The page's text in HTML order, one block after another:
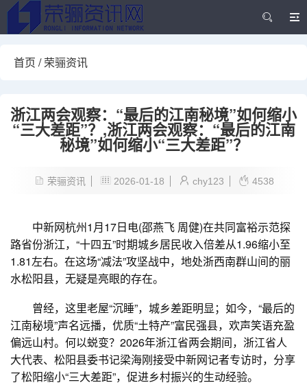
首页 /荣骊资讯
浙江两会观察：“最后的江南秘境”如何缩小
“三大差距”？,浙江两会观察：“最后的江南
秘境”如何缩小“三大差距”？
荣骊资讯 2026-01-18 chy123 4538
中新网杭州1月17日电(邵燕飞 周健)在共同富裕示范探
路省份浙江，“十四五”时期城乡居民收入倍差从1.96缩小至
1.81左右。在这场“减法”攻坚战中，地处浙西南群山间的丽
水松阳县，无疑是亮眼的存在。
曾经，这里老屋“沉睡”，城乡差距明显；如今，“最后的
江南秘境”声名远播，优质“土特产”富民强县，欢声笑语充盈
偏远山村。何以蜕变？2026年浙江省两会期间，浙江省人
大代表、松阳县委书记梁海刚接受中新网记者专访时，分享
了松阳缩小“三大差距”，促进乡村振兴的生动经验。